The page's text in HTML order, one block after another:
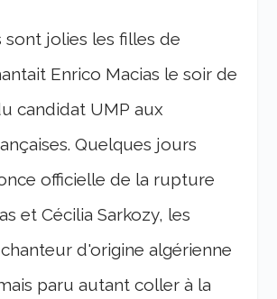
sont jolies les filles de
Enrico Macias le soir de
candidat UMP aux
Quelques jours
officielle de la rupture
et Cécilia Sarkozy, les
d'origine algérienne
paru autant coller à la